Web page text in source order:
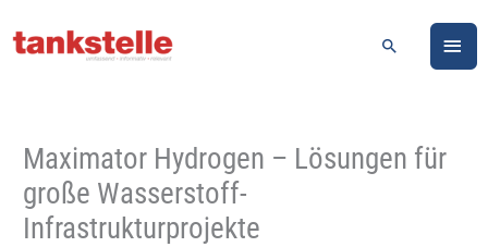
Inhalt
Suchen
Maximator Hydrogen – Lösungen für
große Wasserstoff-
Infrastrukturprojekte